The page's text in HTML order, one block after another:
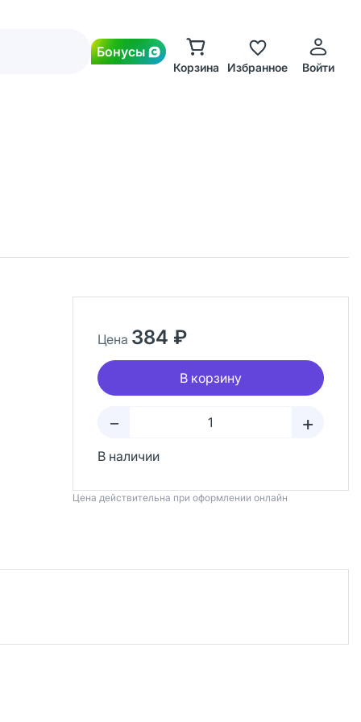
Бонусы
Корзина Избранное Войти
Цена 384 ₽
В корзину
– +
В наличии
Цена действительна при оформлении онлайн